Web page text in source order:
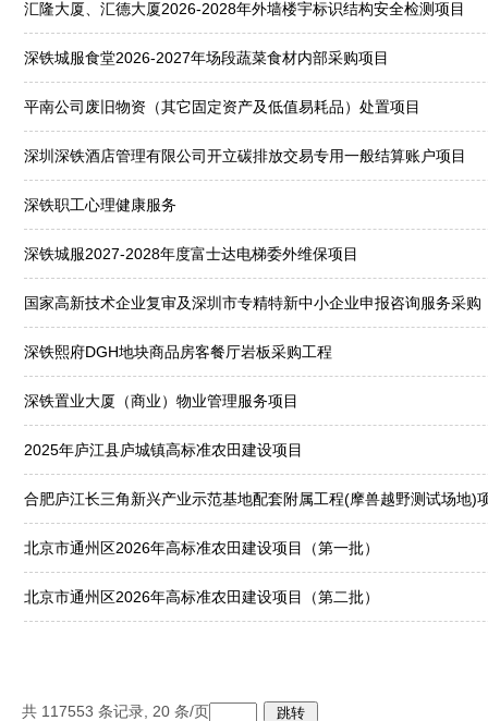
汇隆大厦、汇德大厦2026-2028年外墙楼宇标识结构安全检测项目
深铁城服食堂2026-2027年场段蔬菜食材内部采购项目
平南公司废旧物资（其它固定资产及低值易耗品）处置项目
深圳深铁酒店管理有限公司开立碳排放交易专用一般结算账户项目
深铁职工心理健康服务
深铁城服2027-2028年度富士达电梯委外维保项目
国家高新技术企业复审及深圳市专精特新中小企业申报咨询服务采购
深铁熙府DGH地块商品房客餐厅岩板采购工程
深铁置业大厦（商业）物业管理服务项目
2025年庐江县庐城镇高标准农田建设项目
合肥庐江长三角新兴产业示范基地配套附属工程(摩兽越野测试场地)
北京市通州区2026年高标准农田建设项目（第一批）
北京市通州区2026年高标准农田建设项目（第二批）
共 117553 条记录, 20 条/页